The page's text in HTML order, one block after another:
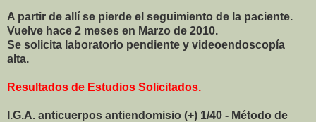
A partir de allí se pierde el seguimiento de la paciente.
Vuelve hace 2 meses en Marzo de 2010.
Se solicita laboratorio pendiente y videoendoscopía
alta.
Resultados de Estudios Solicitados.
I.G.A. anticuerpos antiendomisio (+) 1/40 - Método de